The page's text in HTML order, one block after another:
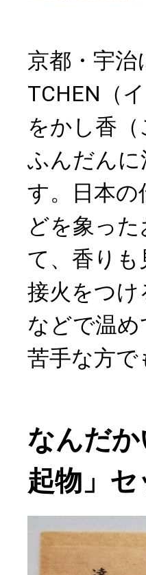
京都・宇治
TCHEN（
をかし香
ふんだん
す。日本
どを象っ
て、香り
接火をつ
などで温
苦手な方で
なんだ
起物」セ